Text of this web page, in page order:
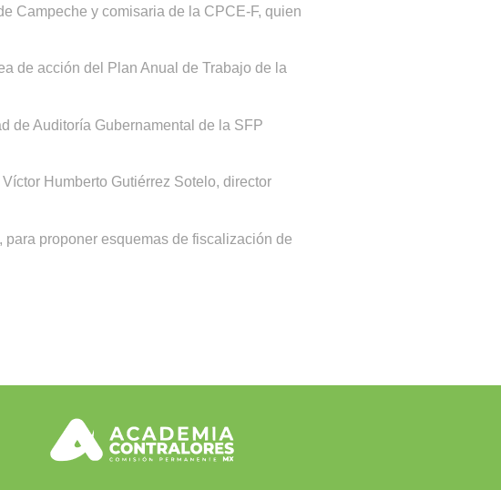
Campeche y comisaria de la CPCE-F, quien
de acción del Plan Anual de Trabajo de la
de Auditoría Gubernamental de la SFP
Humberto Gutiérrez Sotelo, director
proponer esquemas de fiscalización de